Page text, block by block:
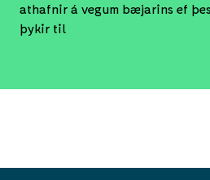
athafnir á vegum bæjarins ef
þykir til